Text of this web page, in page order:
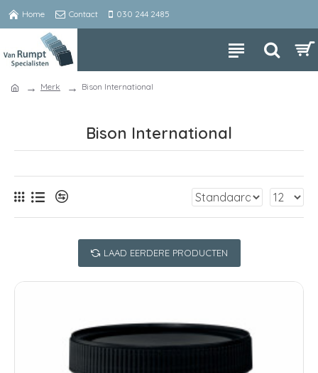
Home Contact 030 244 2485
Merk Bison International
Bison International
LAAD EERDERE PRODUCTEN